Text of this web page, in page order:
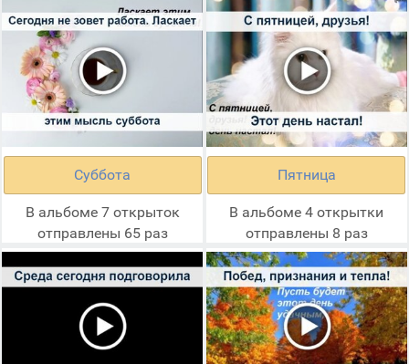
Суббота
В альбоме 7 открыток
отправлены 65 раз
Пятница
В альбоме 4 открытки
отправлены 8 раз